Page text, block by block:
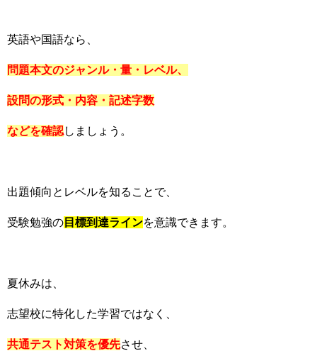
英語や国語なら、
問題本文のジャンル・量・レベル、
設問の形式・内容・記述字数
などを確認しましょう。
出題傾向とレベルを知ることで、
受験勉強の 目標到達ラインを意識できます。
夏休みは、
志望校に特化した学習ではなく、
共通テスト対策を優先させ、